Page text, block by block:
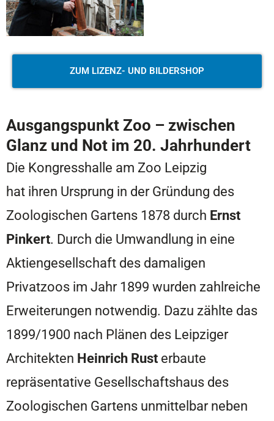
ZUM LIZENZ- UND BILDERSHOP
Ausgangspunkt Zoo – zwischen
Glanz und Not im 20. Jahrhundert
Die Kongresshalle am Zoo Leipzig
hat ihren Ursprung in der Gründung des
Zoologischen Gartens 1878 durch Ernst
Pinkert. Durch die Umwandlung in eine
Aktiengesellschaft des damaligen
Privatzoos im Jahr 1899 wurden zahlreiche
Erweiterungen notwendig. Dazu zählte das
1899/1900 nach Plänen des Leipziger
Architekten Heinrich Rust erbaute
repräsentative Gesellschaftshaus des
Zoologischen Gartens unmittelbar neben